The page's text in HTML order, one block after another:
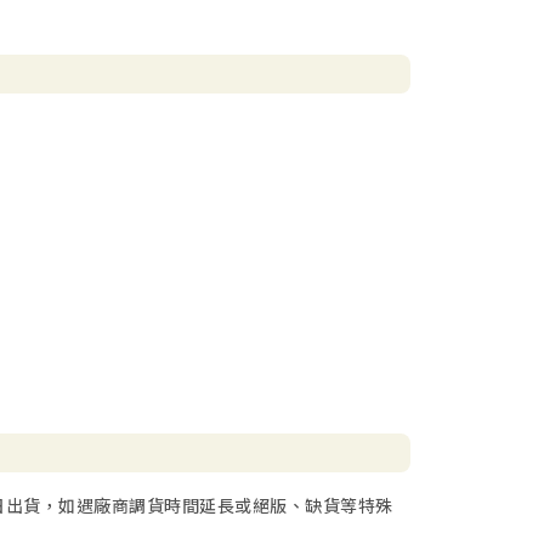
貨，如遇廠商調貨時間延長或絕版、缺貨等特殊